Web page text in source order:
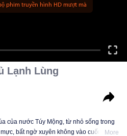
phim truyền hình HD mượt mà
Lạnh Lùng
của nước Túy Mộng, từ nhỏ sống trong
bất ngờ xuyên không vào cuốn tiểuMore